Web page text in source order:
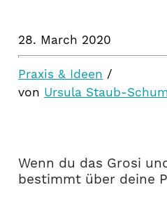
28. March 2020
Praxis & Ideen /
von Ursula Staub-
Wenn du das Grosi
bestimmt über deine